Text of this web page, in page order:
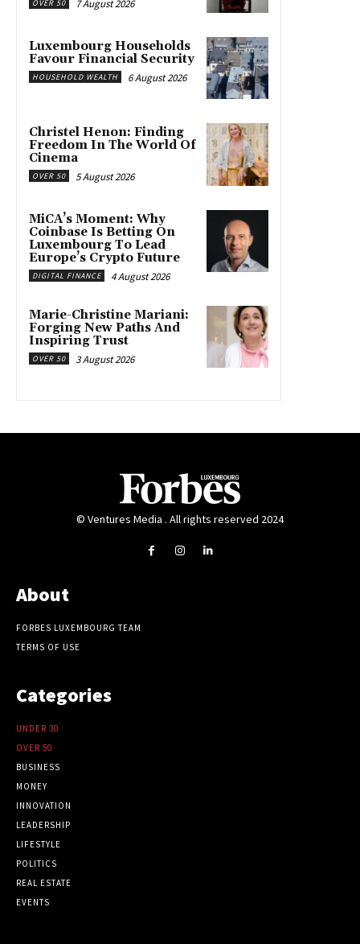
OVER 50 7 August 2026
Luxembourg Households
Favour Financial Security
HOUSEHOLD WEALTH 6 August 2026
Christel Henon: Finding
Freedom In The World Of
Cinema
OVER 50 5 August 2026
MiCA’s Moment: Why
Coinbase Is Betting On
Luxembourg To Lead
Europe’s Crypto Future
DIGITAL FINANCE 4 August 2026
Marie-Christine Mariani:
Forging New Paths And
Inspiring Trust
OVER 50 3 August 2026
© Ventures Media . All rights reserved 2024
About
FORBES LUXEMBOURG TEAM
TERMS OF USE
Categories
UNDER 30
OVER 50
BUSINESS
MONEY
INNOVATION
LEADERSHIP
LIFESTYLE
POLITICS
REAL ESTATE
EVENTS